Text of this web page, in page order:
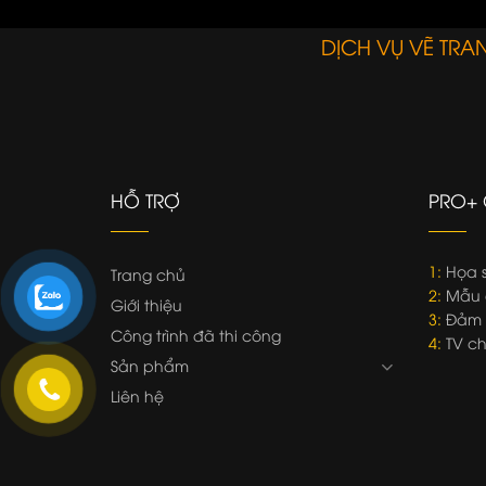
DỊCH VỤ VẼ
HỖ TRỢ
Trang chủ
Giới thiệu
Công trình đã thi công
Sản phẩm
Liên hệ
PRO+
1: Họa
2: Mẫu
3: Đảm
4: TV